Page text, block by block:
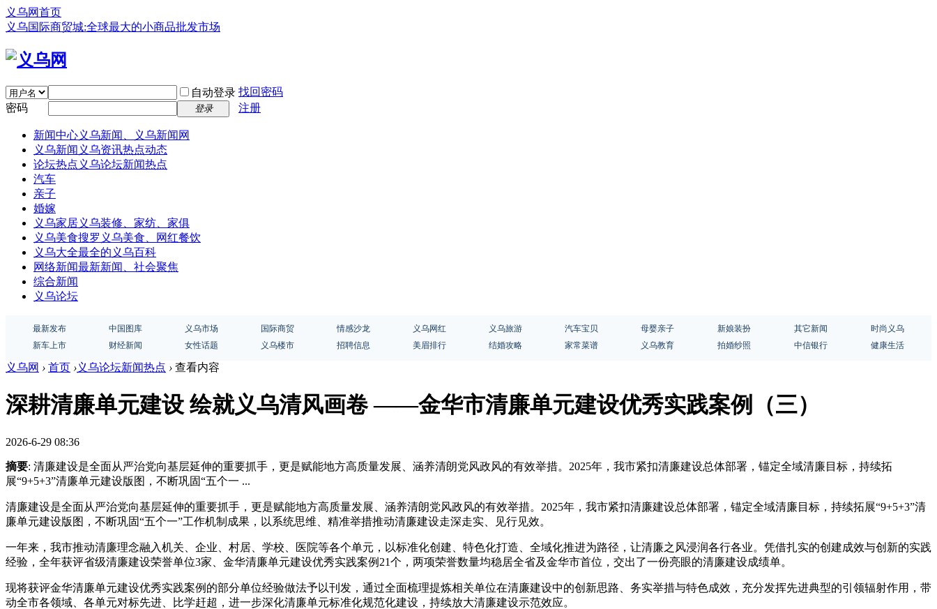
义乌网首页
义乌国际商贸城:全球最大的小商品批发市场
自动登录 找回密码
密码
登录 注册
新闻中心义乌新闻、义乌新闻网
义乌新闻 义乌资讯热点动态
论坛热点 义乌论坛新闻热点
汽车
亲子
婚嫁
义乌家居义乌装修、家纺、家俱
义乌美食搜罗义乌美食、网红餐饮
义乌大全最全的义乌百科
网络新闻最新新闻、社会聚焦
综合新闻
义乌论坛
最新发布 中国图库 义乌市场 国际商贸 情感沙龙 义乌网红 义乌旅游 汽车宝贝 母婴亲子 新娘装扮 其它新闻
时尚义乌
新车上市
财经新闻 女性话题 义乌楼市 招聘信息 美眉排行 结婚攻略 家常菜谱 义乌教育 拍婚纱照 中信银行 健康生活
义乌网 › 首页 ›义乌论坛新闻热点 › 查看内容
深耕清廉单元建设 绘就义乌清风画卷 ——金华市清廉单元建设优秀实践案例（三）
2026-6-29 08:36
摘要: 清廉建设是全面从严治党向基层延伸的重要抓手，更是赋能地方高质量发展、涵养清朗党风政风的有效举措。2025年，我市紧扣清廉建设总体部署，锚定全域清廉目标，持续拓
展“9+5+3”清廉单元建设版图，不断巩固“五个一 ...
清廉建设是全面从严治党向基层延伸的重要抓手，更是赋能地方高质量发展、涵养清朗党风政风的有效举措。2025年，我市紧扣清廉建设总体部署，锚定全域清廉目标，持续拓展“9+5+3”清
廉单元建设版图，不断巩固“五个一”工作机制成果，以系统思维、精准举措推动清廉建设走深走实、见行见效。
一年来，我市推动清廉理念融入机关、企业、村居、学校、医院等各个单元，以标准化创建、特色化打造、全域化推进为路径，让清廉之风浸润各行各业。凭借扎实的创建成效与创新的实践
经验，全年获评省级清廉建设荣誉单位3家、金华清廉单元建设优秀实践案例21个，两项荣誉数量均稳居全省及金华市首位，交出了一份亮眼的清廉建设成绩单。
现将获评金华清廉单元建设优秀实践案例的部分单位经验做法予以刊发，通过全面梳理提炼相关单位在清廉建设中的创新思路、务实举措与特色成效，充分发挥先进典型的引领辐射作用，带
动全市各领域、各单元对标先进、比学赶超，进一步深化清廉单元标准化规范化建设，持续放大清廉建设示范效应。